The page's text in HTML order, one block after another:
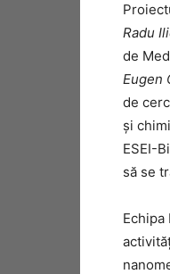
Radu
de
Eugen
de
şi
ESEI-
să se